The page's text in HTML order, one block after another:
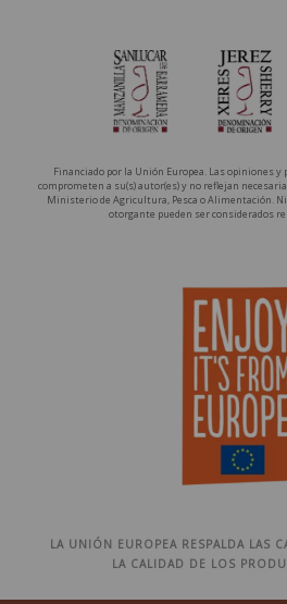
Financiado por la Unión Europea. Las opiniones
comprometen a su(s) autor(es) y no reflejan
Ministerio de Agricultura, Pesca o Alimentación.
otorgante pueden ser considerados
LA UNIÓN EUROPEA RESPALDA LAS
LA CALIDAD DE LOS